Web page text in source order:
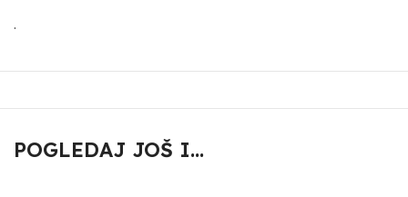
.
POGLEDAJ JOŠ I...